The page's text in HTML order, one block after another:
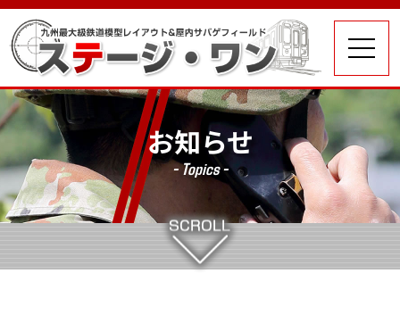
お知らせ
- Topics -